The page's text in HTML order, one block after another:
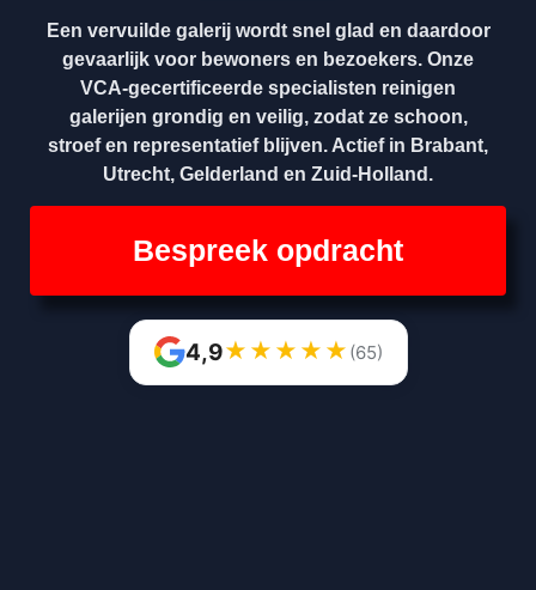
Een vervuilde galerij wordt snel glad en daardoor
gevaarlijk voor bewoners en bezoekers. Onze
VCA-gecertificeerde specialisten reinigen
galerijen grondig en veilig, zodat ze schoon,
stroef en representatief blijven. Actief in Brabant,
Utrecht, Gelderland en Zuid-Holland.
Bespreek opdracht
4,9★ ★ ★ ★ ★ (65)